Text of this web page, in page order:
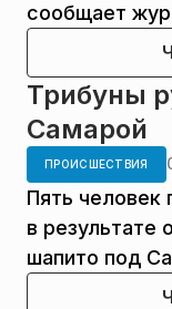
сообщает
Трибуны
Самарой
ПРОИСШЕСТВИЯ
Пять человек
в результате
шапито под